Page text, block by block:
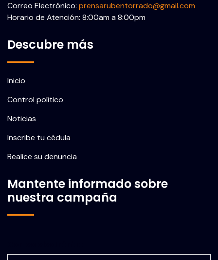
Correo Electrónico: prensarubentorrado@gmail.com
Horario de Atención: 8:00am a 8:00pm
Descubre más
Inicio
Control político
Noticias
Inscribe tu cédula
Realice su denuncia
Mantente informado sobre
nuestra campaña